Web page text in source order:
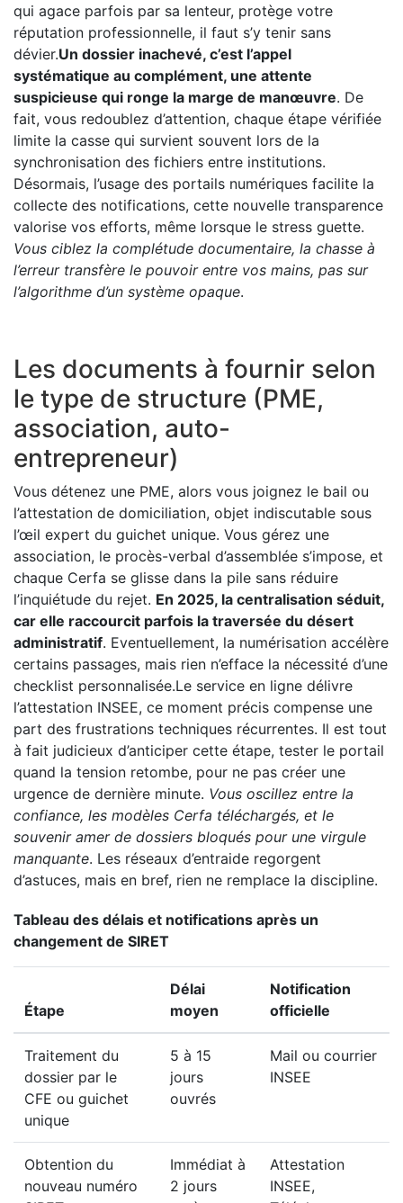
qui agace parfois par sa lenteur, protège votre
réputation professionnelle, il faut s’y tenir sans
dévier.Un dossier inachevé, c’est l’appel
systématique au complément, une attente
suspicieuse qui ronge la marge de manœuvre. De
fait, vous redoublez d’attention, chaque étape vérifiée
limite la casse qui survient souvent lors de la
synchronisation des fichiers entre institutions.
Désormais, l’usage des portails numériques facilite la
collecte des notifications, cette nouvelle transparence
valorise vos efforts, même lorsque le stress guette.
Vous ciblez la complétude documentaire, la chasse à
l’erreur transfère le pouvoir entre vos mains, pas sur
l’algorithme d’un système opaque.
Les documents à fournir selon
le type de structure (PME,
association, auto-
entrepreneur)
Vous détenez une PME, alors vous joignez le bail ou
l’attestation de domiciliation, objet indiscutable sous
l’œil expert du guichet unique. Vous gérez une
association, le procès-verbal d’assemblée s’impose, et
chaque Cerfa se glisse dans la pile sans réduire
l’inquiétude du rejet. En 2025, la centralisation séduit,
car elle raccourcit parfois la traversée du désert
administratif. Eventuellement, la numérisation accélère
certains passages, mais rien n’efface la nécessité d’une
checklist personnalisée.Le service en ligne délivre
l’attestation INSEE, ce moment précis compense une
part des frustrations techniques récurrentes. Il est tout
à fait judicieux d’anticiper cette étape, tester le portail
quand la tension retombe, pour ne pas créer une
urgence de dernière minute. Vous oscillez entre la
confiance, les modèles Cerfa téléchargés, et le
souvenir amer de dossiers bloqués pour une virgule
manquante. Les réseaux d’entraide regorgent
d’astuces, mais en bref, rien ne remplace la discipline.
Tableau des délais et notifications après un
changement de SIRET
Étape
Délai
moyen
Notification
officielle
Traitement du
dossier par le
CFE ou guichet
unique
5 à 15
jours
ouvrés
Mail ou courrier
INSEE
Obtention du
nouveau numéro
Immédiat à
2 jours
Attestation
INSEE,